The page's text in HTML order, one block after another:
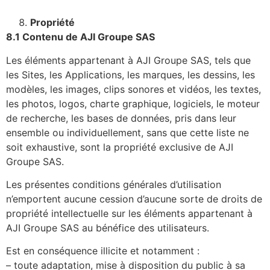
Propriété
8.1 Contenu de AJI Groupe SAS
Les éléments appartenant à AJI Groupe SAS, tels que
les Sites, les Applications, les marques, les dessins, les
modèles, les images, clips sonores et vidéos, les textes,
les photos, logos, charte graphique, logiciels, le moteur
de recherche, les bases de données, pris dans leur
ensemble ou individuellement, sans que cette liste ne
soit exhaustive, sont la propriété exclusive de AJI
Groupe SAS.
Les présentes conditions générales d’utilisation
n’emportent aucune cession d’aucune sorte de droits de
propriété intellectuelle sur les éléments appartenant à
AJI Groupe SAS au bénéfice des utilisateurs.
Est en conséquence illicite et notamment :
– toute adaptation, mise à disposition du public à sa